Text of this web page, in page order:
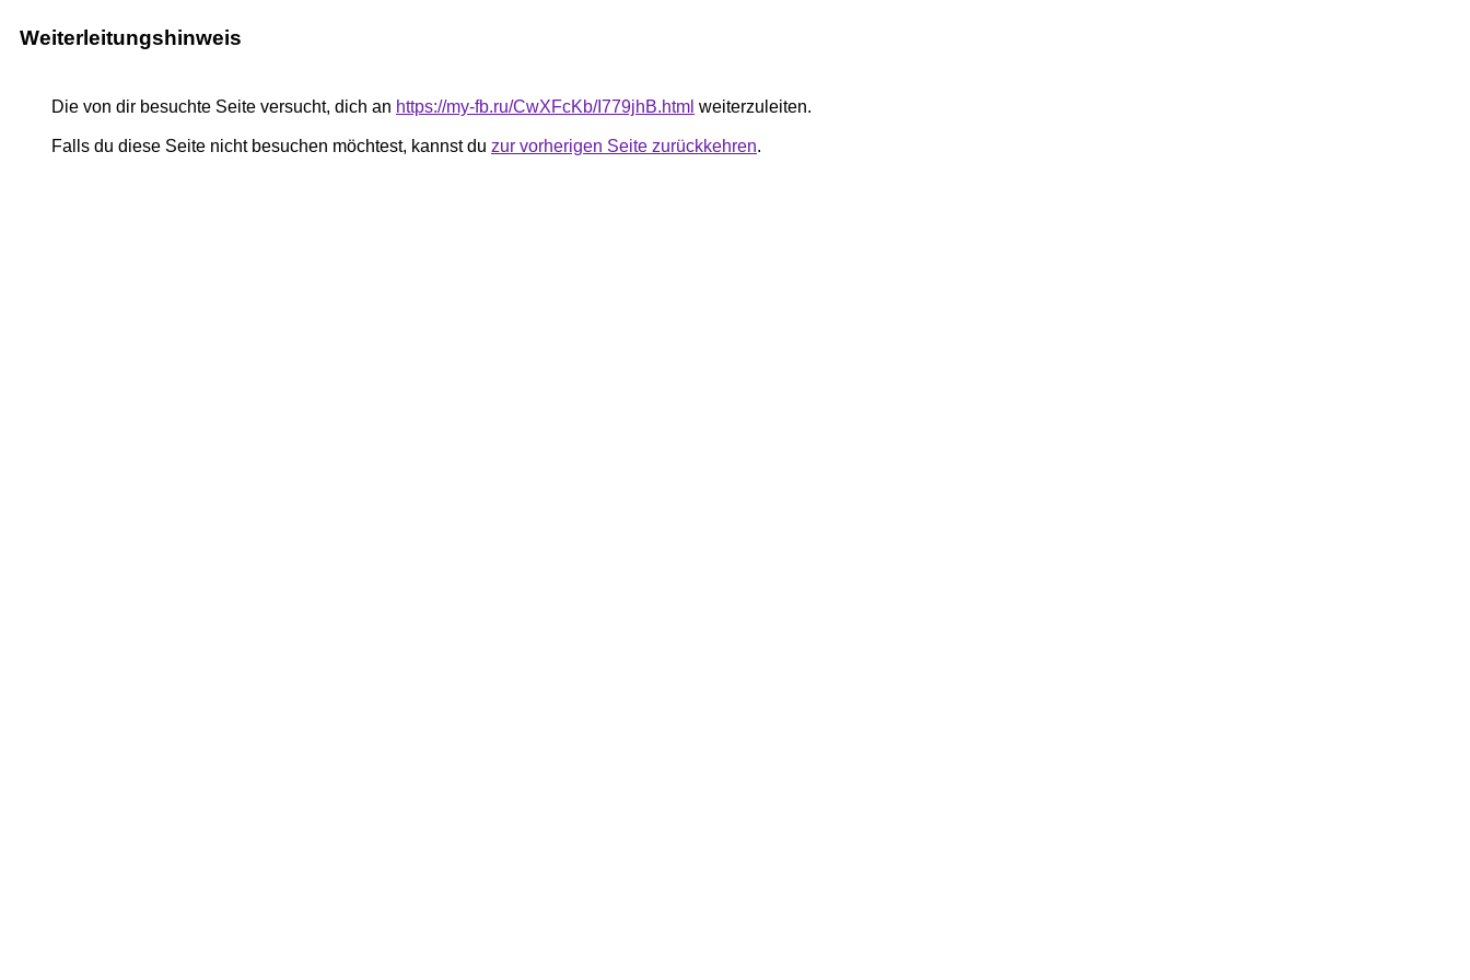
Weiterleitungshinweis
Die von dir besuchte Seite versucht, dich an https://my-fb.ru/CwXFcKb/I779jhB.html weiterzuleiten.
Falls du diese Seite nicht besuchen möchtest, kannst du zur vorherigen Seite zurückkehren.